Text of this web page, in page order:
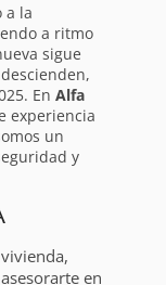
a la
a ritmo
sigue
En Alfa
experiencia
un
y
en